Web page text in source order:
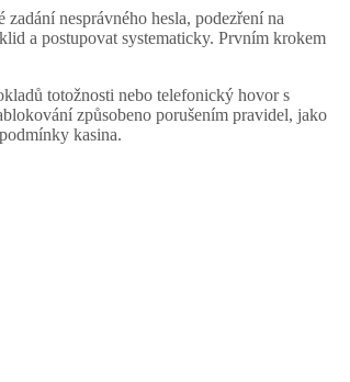
nesprávného hesla, podezření na
a postupovat systematicky. Prvním krokem
totožnosti nebo telefonický hovor s
způsobeno porušením pravidel, jako
kasina.